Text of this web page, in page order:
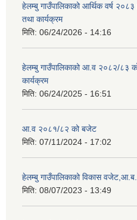
हेलम्बु गाउँपालिकाको आर्थिक वर्ष
तथा कार्यक्रम
मिति: 06/24/2026 - 14:16
हेलम्बु गाउँपालिकाको आ.व २०८२/८३
कार्यक्रम
मिति: 06/24/2025 - 16:51
आ.व २०८१/८२ को बजेट
मिति: 07/11/2024 - 17:02
हेलम्बु गाउँपालिकाको विकास
मिति: 08/07/2023 - 13:49